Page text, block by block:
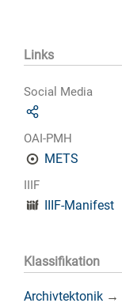
Links
Social Media
OAI-PMH
METS
IIIF
IIIF-Manifest
Klassifikation
Archivtektonik →